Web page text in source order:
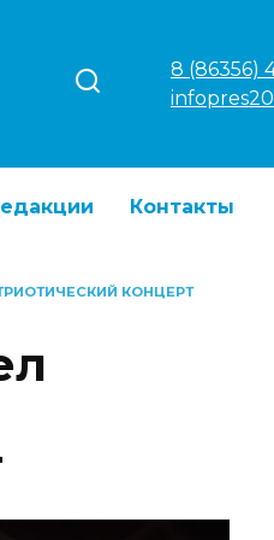
8 (86356)
Контакты
КОНЦЕРТ